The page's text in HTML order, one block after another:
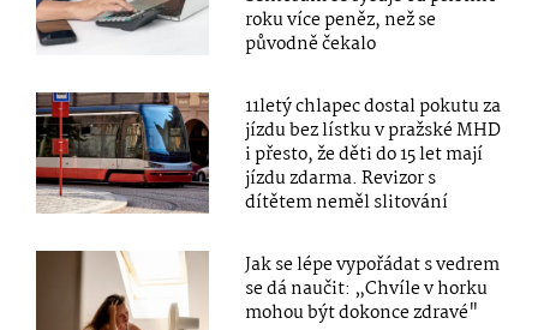
roku více peněz, než se
původně čekalo
11letý chlapec dostal pokutu za
jízdu bez lístku v pražské MHD
i přesto, že děti do 15 let mají
jízdu zdarma. Revizor s
dítětem neměl slitování
Jak se lépe vypořádat s vedrem
se dá naučit: „Chvíle v horku
mohou být dokonce zdravé"